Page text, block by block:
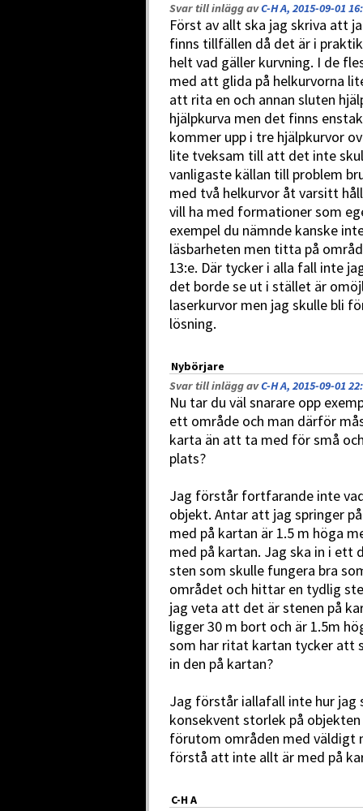
Svar till inlägg avC-H A, 2015-09-01
Först av allt ska jag skriva att
finns tillfällen då det är i
helt vad gäller kurvning. I de
med att glida på helkurvorna
att rita en och annan sluten
hjälpkurva men det finns
kommer upp i tre hjälpkurvor
lite tveksam till att det inte
vanligaste källan till problem
med två helkurvor åt varsitt
vill ha med formationer som
exempel du nämnde kanske
läsbarheten men titta på
13:e. Där tycker i alla fall inte
det borde se ut i stället är
laserkurvor men jag skulle bli
lösning.
Nybörjare
Svar till inlägg avC-H A, 2015-09-01
Nu tar du väl snarare opp
ett område och man därför
karta än att ta med för små
plats?
Jag förstår fortfarande inte
objekt. Antar att jag springer
med på kartan är 1.5 m höga
med på kartan. Jag ska in i ett
sten som skulle fungera bra
området och hittar en tydlig
jag veta att det är stenen på
ligger 30 m bort och är 1.5m
som har ritat kartan tycker att
in den på kartan?
Jag förstår iallafall inte hur jag
konsekvent storlek på
förutom områden med
förstå att inte allt är med på
C-H A